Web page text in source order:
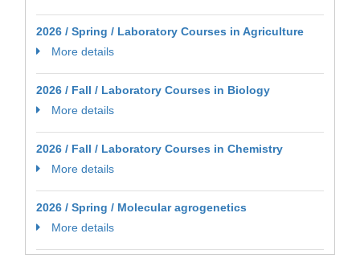
2026 / Spring / Laboratory Courses in Agriculture
More details
2026 / Fall / Laboratory Courses in Biology
More details
2026 / Fall / Laboratory Courses in Chemistry
More details
2026 / Spring / Molecular agrogenetics
More details